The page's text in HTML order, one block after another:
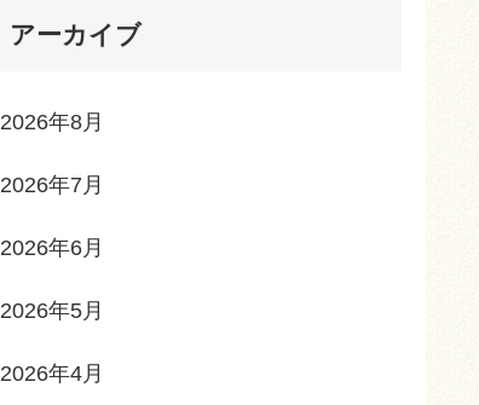
アーカイブ
2026年8月
2026年7月
2026年6月
2026年5月
2026年4月